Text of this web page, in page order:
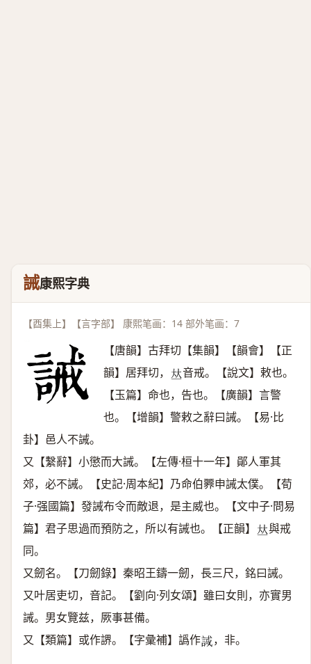
誡康熙字典
【酉集上】【言字部】 康熙笔画：14 部外笔画：7
【唐韻】古拜切【集韻】【韻會】【正
韻】居拜切， 𠀤音戒。【說文】敕也。
【玉篇】命也，告也。【廣韻】言警
也。【增韻】警敕之辭曰誡。【易·比
卦】邑人不誡。
又【繫辭】小懲而大誡。【左傳·桓十一年】鄖人軍其
郊，必不誡。【史記·周本紀】乃命伯臩申誡太僕。【荀
子·强國篇】發誡布令而敵退，是主威也。【文中子·問易
篇】君子思過而預防之，所以有誡也。【正韻】 𠀤與戒
同。
又劒名。【刀劒錄】秦昭王鑄一劒，長三尺，銘曰誡。
又叶居吏切，音記。【劉向·列女頌】雖曰女則，亦實男
誡。男女覽兹，厥事甚備。
又【類篇】或作䛺。【字彙補】譌作𧪖 ，非。